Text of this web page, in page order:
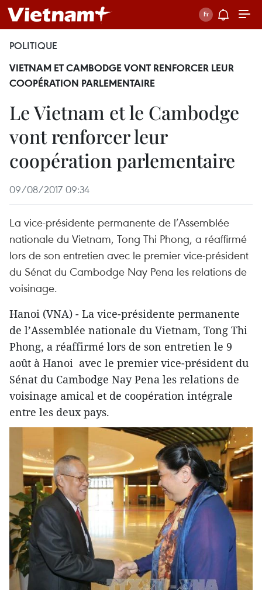
POLITIQUE
VIETNAM ET CAMBODGE VONT RENFORCER LEUR
COOPÉRATION PARLEMENTAIRE
Le Vietnam et le Cambodge
vont renforcer leur
coopération parlementaire
09/08/2017 09:34
La vice-présidente permanente de l’Assemblée
nationale du Vietnam, Tong Thi Phong, a réaffirmé
lors de son entretien avec le premier vice-président
du Sénat du Cambodge Nay Pena les relations de
voisinage.
Hanoi (VNA) - La vice-présidente permanente
de l’Assemblée nationale du Vietnam, Tong Thi
Phong, a réaffirmé lors de son entretien le 9
août à Hanoi avec le premier vice-président du
Sénat du Cambodge Nay Pena les relations de
voisinage amical et de coopération intégrale
entre les deux pays.